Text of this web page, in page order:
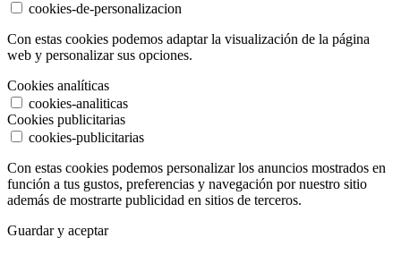
cookies-de-personalizacion
Con estas cookies podemos adaptar la visualización de la página
web y personalizar sus opciones.
Cookies analíticas
cookies-analiticas
Cookies publicitarias
cookies-publicitarias
Con estas cookies podemos personalizar los anuncios mostrados en
función a tus gustos, preferencias y navegación por nuestro sitio
además de mostrarte publicidad en sitios de terceros.
Guardar y aceptar